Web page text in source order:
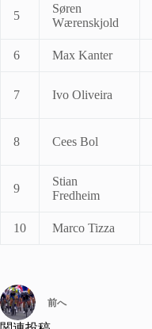
5
Søren
Wærenskjold
6 Max Kanter
7 Ivo Oliveira
8 Cees Bol
9
Stian
Fredheim
10 Marco Tizza
前へ